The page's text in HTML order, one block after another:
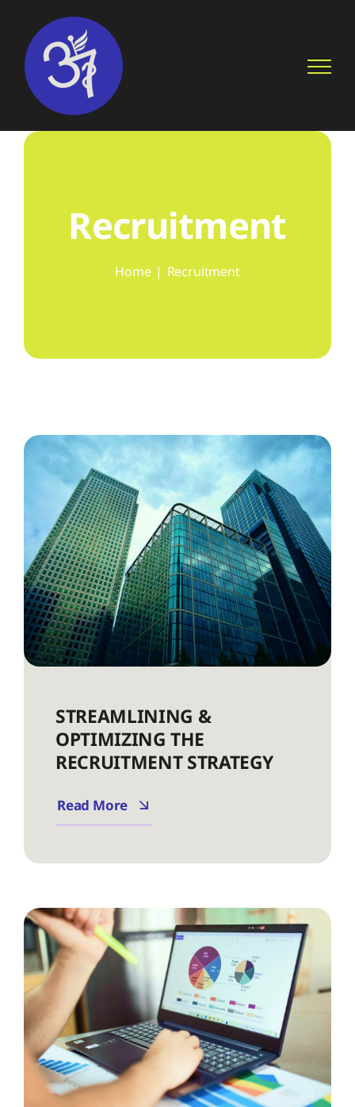
content
Recruitment
Home Recruitment
STREAMLINING &
OPTIMIZING THE
RECRUITMENT STRATEGY
Read More